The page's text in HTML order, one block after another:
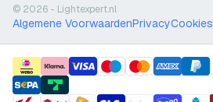
© 2026 - Lightexpert.nl
Algemene VoorwaardenPrivacyCookies
payment methods